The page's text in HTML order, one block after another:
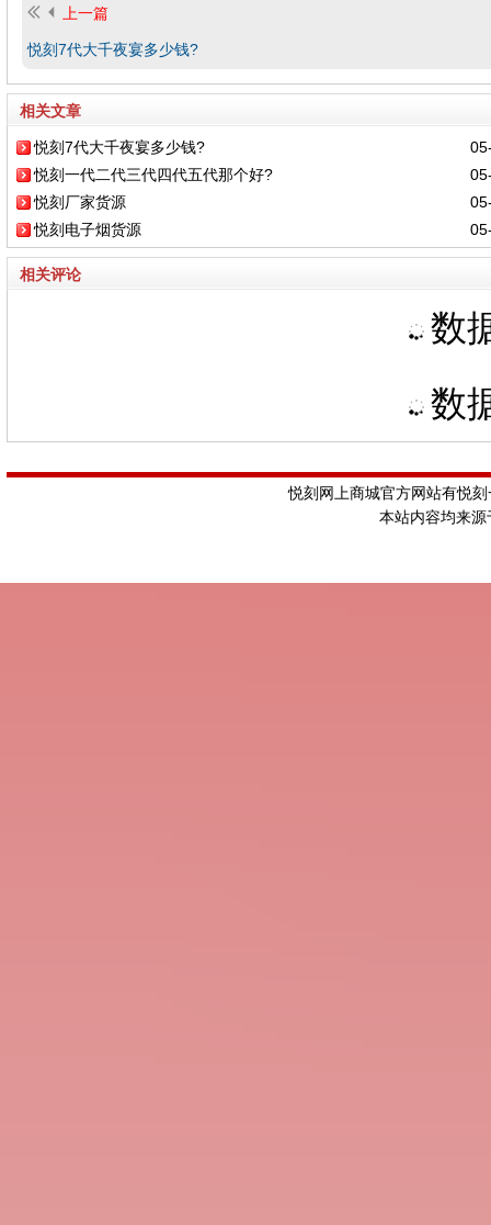
上一篇
悦刻7代大千夜宴多少钱?
相关文章
悦刻7代大千夜宴多少钱?
悦刻一代二代三代四代五代那个好?
悦刻厂家货源
悦刻电子烟货源
相关评论
数
数
悦刻网上商城官方网站有悦
本站内容均来